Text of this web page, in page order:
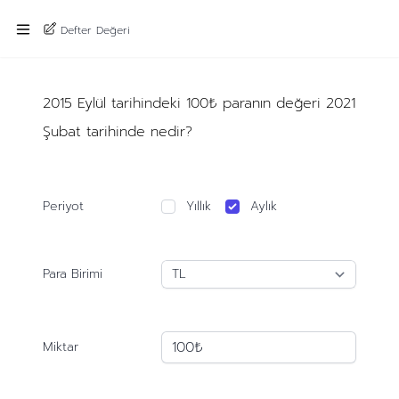
Defter Değeri
2015 Eylül tarihindeki 100₺ paranın değeri 2021
Şubat tarihinde nedir?
Periyot Yıllık Aylık
Para Birimi
Miktar